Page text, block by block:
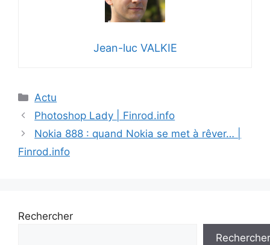
Jean-luc VALKIE
Catégories
Actu
Photoshop Lady | Finrod.info
Nokia 888 : quand Nokia se met à rêver… |
Finrod.info
Rechercher
Rechercher